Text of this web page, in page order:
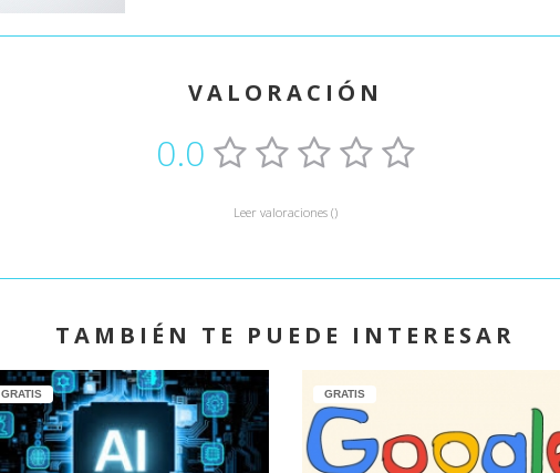
VALORACIÓN
0.0
Leer valoraciones ()
TAMBIÉN TE PUEDE INTERESAR
GRATIS GRATIS